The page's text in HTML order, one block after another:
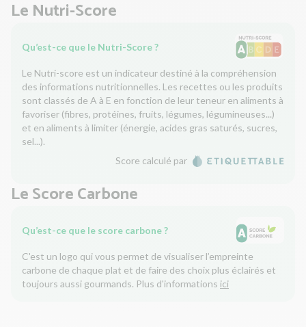
Le Nutri-Score
Qu’est-ce que le Nutri-Score ?
Le Nutri-score est un indicateur destiné à la compréhension
des informations nutritionnelles. Les recettes ou les produits
sont classés de A à E en fonction de leur teneur en aliments à
favoriser (fibres, protéines, fruits, légumes, légumineuses...)
et en aliments à limiter (énergie, acides gras saturés, sucres,
sel...).
Score calculé par
Le Score Carbone
Qu’est-ce que le score carbone ?
C'est un logo qui vous permet de visualiser l’empreinte
carbone de chaque plat et de faire des choix plus éclairés et
toujours aussi gourmands. Plus d'informations ici